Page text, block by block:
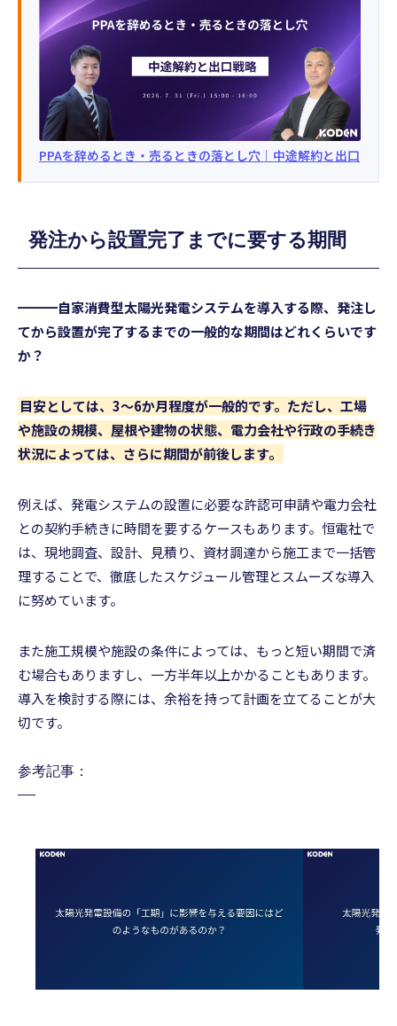
PPAを辞めるとき・売るときの落とし穴｜中途解約と出口
発注から設置完了までに要する期間
━━━自家消費型太陽光発電システムを導入する際、発注し
てから設置が完了するまでの一般的な期間はどれくらいです
か？
目安としては、3〜6か月程度が一般的です。ただし、工場
や施設の規模、屋根や建物の状態、電力会社や行政の手続き
状況によっては、さらに期間が前後します。
例えば、発電システムの設置に必要な許認可申請や電力会社
との契約手続きに時間を要するケースもあります。恒電社で
は、現地調査、設計、見積り、資材調達から施工まで一括管
理することで、徹底したスケジュール管理とスムーズな導入
に努めています。
また施工規模や施設の条件によっては、もっと短い期間で済
む場合もありますし、一方半年以上かかることもあります。
導入を検討する際には、余裕を持って計画を立てることが大
切です。
参考記事：